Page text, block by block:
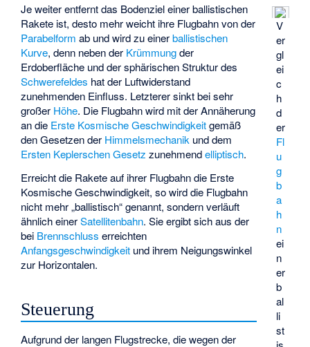
V
er
gl
ei
c
h
d
er
Fl
u
g
b
a
h
n
ei
n
er
b
al
li
st
Je weiter entfernt das Bodenziel einer ballistischen
Rakete ist, desto mehr weicht ihre Flugbahn von der
Parabelform ab und wird zu einerballistischen
Kurve, denn neben der Krümmungder
Erdoberfläche und der sphärischen Struktur des
Schwerefeldes hat der Luftwiderstand
zunehmenden Einfluss. Letzterer sinkt bei sehr
großer Höhe. Die Flugbahn wird mit der Annäherung
an die Erste Kosmische Geschwindigkeitgemäß
den Gesetzen der Himmelsmechanik und dem
Ersten Keplerschen Gesetz zunehmendelliptisch.
Erreicht die Rakete auf ihrer Flugbahn die Erste
Kosmische Geschwindigkeit, so wird die Flugbahn
nicht mehr „ballistisch“ genannt, sondern verläuft
ähnlich einerSatellitenbahn. Sie ergibt sich aus der
bei Brennschluss erreichten
Anfangsgeschwindigkeit und ihrem Neigungswinkel
zur Horizontalen.
Steuerung
Aufgrund der langen Flugstrecke, die wegen der